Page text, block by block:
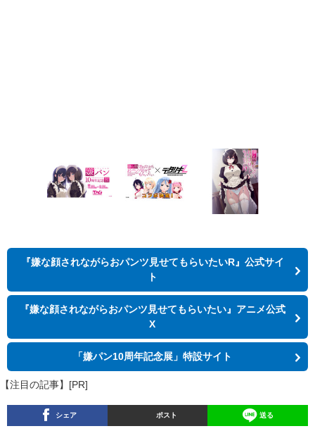
『嫌な顔されながらおパンツ見せてもらいたいR』公式サイ
ト
『嫌な顔されながらおパンツ見せてもらいたい』アニメ公式
X
「嫌パン10周年記念展」特設サイト
【注目の記事】[PR]
シェア ポスト 送る